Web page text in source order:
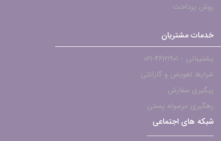
روش پرداخت
خدمات مشتریان
پشتیبانی - ۴۶۱۲۱۹۰۱-021
شرایط تعویض و گارانتی
پیگیری سفارش
رهگیری مرسوله پستی
شبکه های اجتماعی